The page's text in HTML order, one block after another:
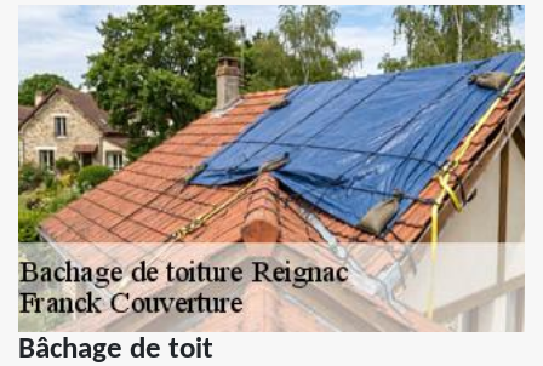
Bâchage de toit